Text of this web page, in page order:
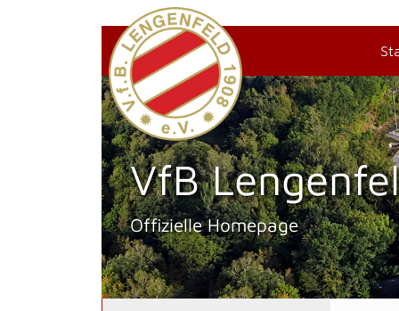
VfB
Offizielle Homepage